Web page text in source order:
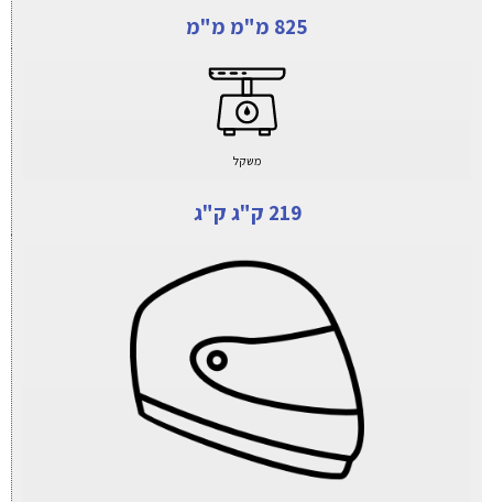
825 מ"מ מ"מ
משקל
219 ק"ג ק"ג